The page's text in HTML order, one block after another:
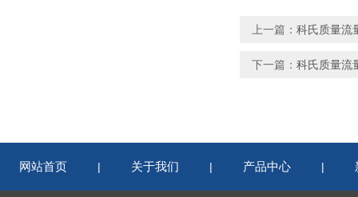
上一篇： 科氏质量流
下一篇： 科氏质量流
网站首页 | 关于我们 | 产品中心 |